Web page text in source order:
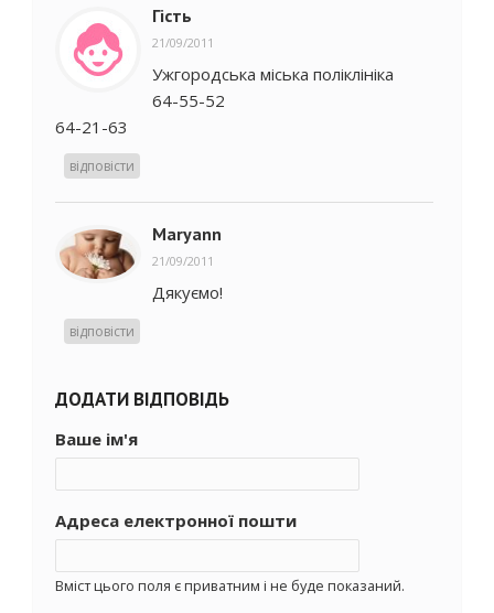
Гість
21/09/2011
Ужгородська міська поліклініка
64-55-52
64-21-63
відповісти
Maryann
21/09/2011
Дякуємо!
відповісти
ДОДАТИ ВІДПОВІДЬ
Ваше ім'я
Адреса електронної пошти
Вміст цього поля є приватним і не буде показаний.